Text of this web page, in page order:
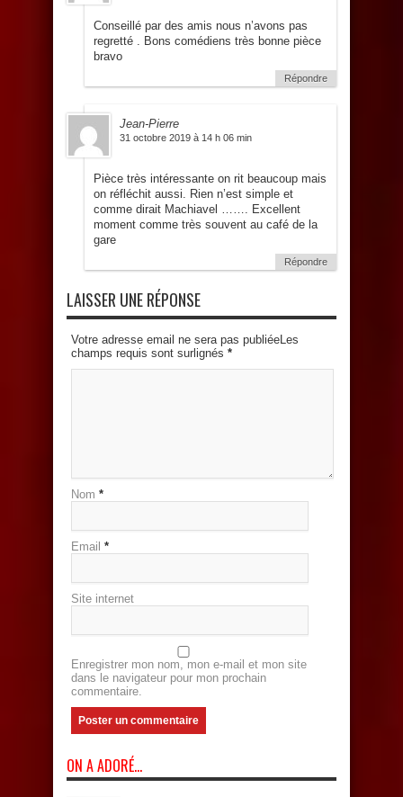
Conseillé par des amis nous n’avons pas
regretté . Bons comédiens très bonne pièce
bravo
Répondre
Jean-Pierre
31 octobre 2019 à 14 h 06 min
Pièce très intéressante on rit beaucoup mais
on réfléchit aussi. Rien n’est simple et
comme dirait Machiavel ……. Excellent
moment comme très souvent au café de la
gare
Répondre
LAISSER UNE RÉPONSE
Votre adresse email ne sera pas publiéeLes
champs requis sont surlignés *
Nom *
Email *
Site internet
Enregistrer mon nom, mon e-mail et mon site
dans le navigateur pour mon prochain
commentaire.
ON A ADORÉ…